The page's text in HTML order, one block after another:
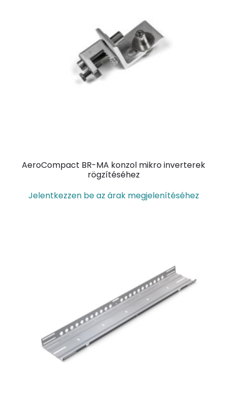
AeroCompact BR-MA konzol mikro inverterek
rögzítéséhez
Jelentkezzen be az árak megjelenítéséhez